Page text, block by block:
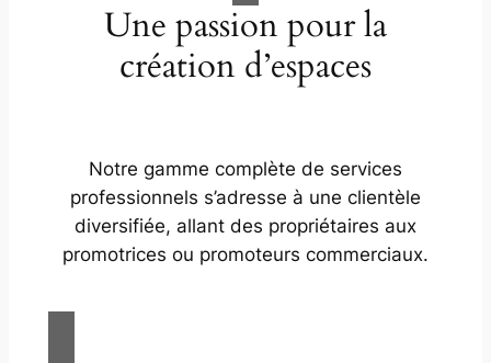
Une passion pour la
création d’espaces
Notre gamme complète de services
professionnels s’adresse à une clientèle
diversifiée, allant des propriétaires aux
promotrices ou promoteurs commerciaux.